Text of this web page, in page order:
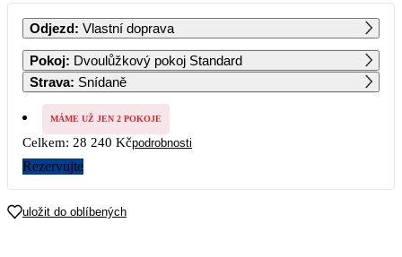
PO ÚT ST ČT PÁ SO NE
1 2 3 4 5 6
18 350
7
18 350
8 9 10 11 12 13
14
14 120
15 16
21
14 120
22
14 120
23 24 25 26 27
Odjezd: Vlastní doprava
Pokoj: Dvoulůžkový pokoj Standard
Strava: Snídaně
MÁME UŽ JEN 2 POKOJE
Celkem: 28 240 Kčpodrobnosti
Rezervujte
uložit do oblíbených